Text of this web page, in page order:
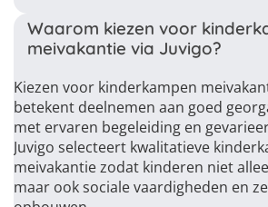
Waarom kiezen voor
meivakantie via Juvigo?
Kiezen voor kinderkampen
betekent deelnemen aan goed
met ervaren begeleiding en
Juvigo selecteert kwalitatieve
meivakantie zodat kinderen niet
maar ook sociale vaardigheden en